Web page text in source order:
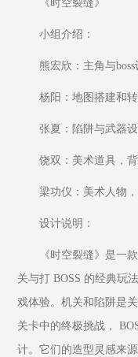
《时空裂缝》
小组介绍：
熊宏欣：主角与boss
杨阳：地图搭建和
张夏：陷阱与武器
饶双：美术道具，
梁功仪：美术人物
设计说明：
《时空裂缝》是一
关与打 BOSS 的经典玩
戏体验。机关和陷阱是
关卡中的终极挑战，
计。它们的造型灵感来